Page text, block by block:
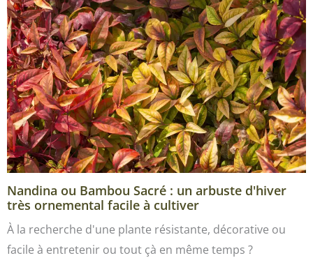
Nandina ou Bambou Sacré : un arbuste d'hiver
très ornemental facile à cultiver
À la recherche d'une plante résistante, décorative ou
facile à entretenir ou tout çà en même temps ?